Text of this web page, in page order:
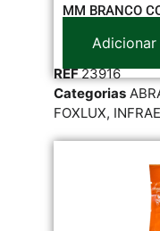
MM BRANCO
REF23916
Categorias
FOXLUX,